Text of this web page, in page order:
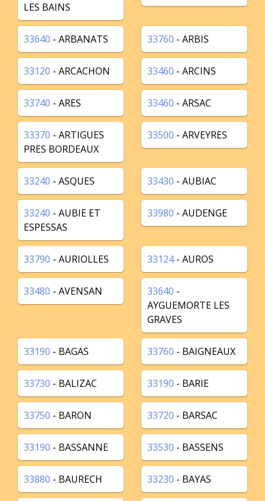
LES BAINS
33640 - ARBANATS 33760 - ARBIS
33120 - ARCACHON 33460 - ARCINS
33740 - ARES 33460 - ARSAC
33370 - ARTIGUES
PRES BORDEAUX
33500 - ARVEYRES
33240 - ASQUES 33430 - AUBIAC
33240 - AUBIE ET
ESPESSAS
33980 - AUDENGE
33790 - AURIOLLES 33124- AUROS
33480 - AVENSAN 33640 -
AYGUEMORTE LES
GRAVES
33190 - BAGAS 33760 - BAIGNEAUX
33730 - BALIZAC 33190 - BARIE
33750 - BARON 33720 - BARSAC
33190 - BASSANNE 33530 - BASSENS
33880 - BAURECH 33230 - BAYAS